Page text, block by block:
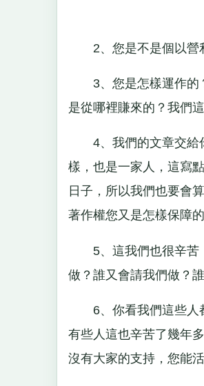
2、您是不是個以營利
3、您是怎樣運作的？
是從哪裡賺來的？我們
4、我們的文章交給你
樣，也是一家人，這寫
日子，所以我們也要會
著作權您又是怎樣保障的
5、這我們也很辛苦，
做？誰又會請我們做？
6、你看我們這些人都
有些人這也辛苦了幾年
沒有大家的支持，您能